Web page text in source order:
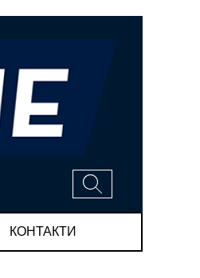
КОНТАКТИ